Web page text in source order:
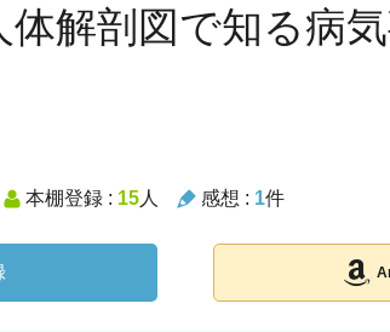
解剖図で知る病
本棚登録 : 15人 感想 : 1件